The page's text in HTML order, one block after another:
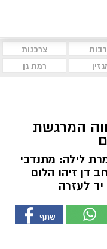
צרכנות
רמת גן
המרגשת
לילה: מתנדבי
דן זיהו הלום
לעזרה